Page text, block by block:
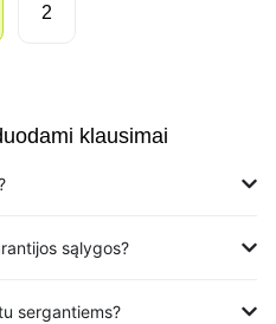
2
klausimai
sąlygos?
sergantiems?